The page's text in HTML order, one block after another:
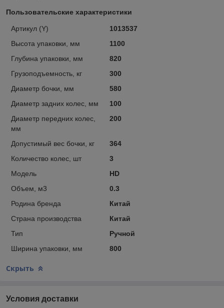
Пользовательские характеристики
Артикул (Y)
1013537
Высота упаковки, мм
1100
Глубина упаковки, мм
820
Грузоподъемность, кг
300
Диаметр бочки, мм
580
Диаметр задних колес, мм
100
Диаметр передних колес,
мм
200
Допустимый вес бочки, кг
364
Количество колес, шт
3
Модель
HD
Объем, м3
0.3
Родина бренда
Китай
Страна производства
Китай
Тип
Ручной
Ширина упаковки, мм
800
Скрыть
Условия доставки